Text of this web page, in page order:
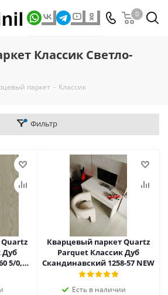
0
Классик Светло-
паркет - Классик
Фильтр
Дуб
5/0,6
Кварцевый паркет Quartz
Parquet Классик Дуб
Скандинавский 1258-57 NEW
Есть в наличии